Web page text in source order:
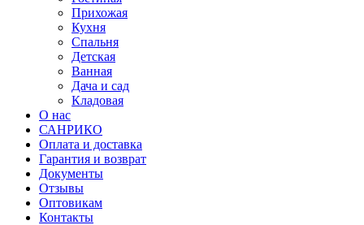
Прихожая
Кухня
Спальня
Детская
Ванная
Дача и сад
Кладовая
О нас
САНРИКО
Оплата и доставка
Гарантия и возврат
Документы
Отзывы
Оптовикам
Контакты